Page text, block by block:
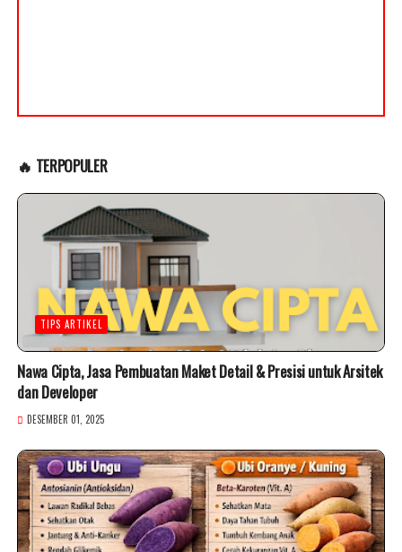
🔥 TERPOPULER
TIPS ARTIKEL
Nawa Cipta, Jasa Pembuatan Maket Detail & Presisi untuk Arsitek
dan Developer
DESEMBER 01, 2025